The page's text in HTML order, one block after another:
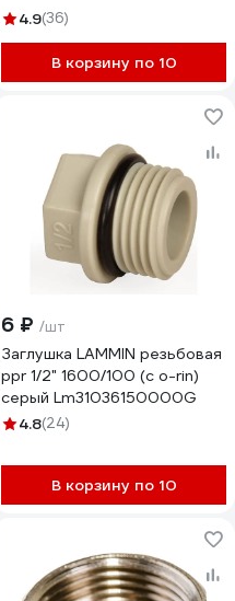
4.9(36)
В корзину по 10
6 ₽ /шт
Заглушка LAMMIN резьбовая
ppr 1/2" 1600/100 (с o-rin)
серый Lm31036150000G
4.8(24)
В корзину по 10